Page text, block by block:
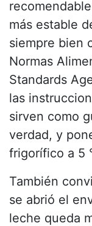
más estable
siempre bien
Normas
Standards
las
sirven como
verdad, y
frigorífico a 5
También
se abrió el
leche queda